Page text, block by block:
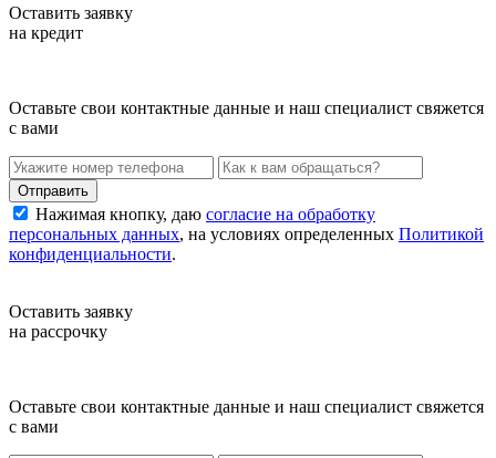
Оставить заявку
на кредит
Оставьте свои контактные данные и наш специалист свяжется
с вами
Нажимая кнопку, даю согласие на обработку
персональных данных, на условиях определенных Политикой
конфиденциальности.
Оставить заявку
на рассрочку
Оставьте свои контактные данные и наш специалист свяжется
с вами